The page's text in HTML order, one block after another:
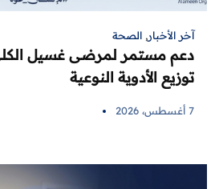
آخر الأخبار, الصحة
دعم مستمر لمرضى غسيل
توزيع الأدوية النوعية
7 أغسطس، 2026